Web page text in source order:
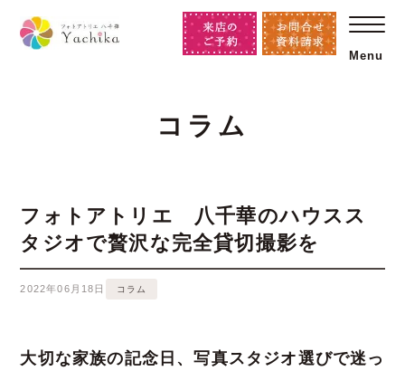
Menu
コラム
フォトアトリエ 八千華のハウスス
タジオで贅沢な完全貸切撮影を
2022年06月18日 コラム
大切な家族の記念日、写真スタジオ選びで迷っ